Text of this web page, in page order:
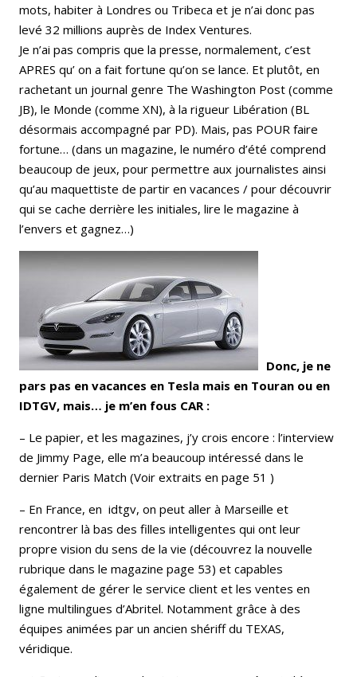
mots, habiter à Londres ou Tribeca et je n’ai donc pas
levé 32 millions auprès de Index Ventures.
Je n’ai pas compris que la presse, normalement, c’est
APRES qu’ on a fait fortune qu’on se lance. Et plutôt, en
rachetant un journal genre The Washington Post (comme
JB), le Monde (comme XN), à la rigueur Libération (BL
désormais accompagné par PD). Mais, pas POUR faire
fortune… (dans un magazine, le numéro d’été comprend
beaucoup de jeux, pour permettre aux journalistes ainsi
qu’au maquettiste de partir en vacances / pour découvrir
qui se cache derrière les initiales, lire le magazine à
l’envers et gagnez…)
Donc, je ne
pars pas en vacances en Tesla mais en Touran ou en
IDTGV, mais… je m’en fous CAR :
– Le papier, et les magazines, j’y crois encore : l’interview
de Jimmy Page, elle m’a beaucoup intéressé dans le
dernier Paris Match (Voir extraits en page 51 )
– En France, en idtgv, on peut aller à Marseille et
rencontrer là bas des filles intelligentes qui ont leur
propre vision du sens de la vie (découvrez la nouvelle
rubrique dans le magazine page 53) et capables
également de gérer le service client et les ventes en
ligne multilingues d’Abritel. Notamment grâce à des
équipes animées par un ancien shériff du TEXAS,
véridique.